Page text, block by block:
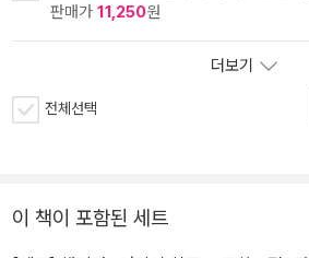
판매가 11,250원
더보기
전체선택
이 책이 포함된 세트